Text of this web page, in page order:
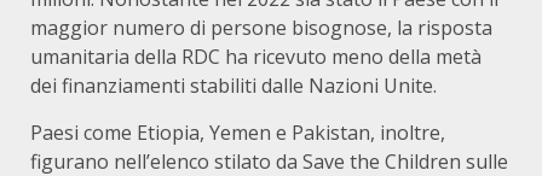
maggior numero di persone bisognose, la risposta
umanitaria della RDC ha ricevuto meno della metà
dei finanziamenti stabiliti dalle Nazioni Unite.
Paesi come Etiopia, Yemen e Pakistan, inoltre,
figurano nell’elenco stilato da Save the Children sulle